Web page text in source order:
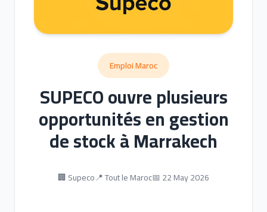
Emploi Maroc
SUPECO ouvre plusieurs
opportunités en gestion
de stock à Marrakech
🏢 Supeco📍 Tout le Maroc📅 22 May 2026